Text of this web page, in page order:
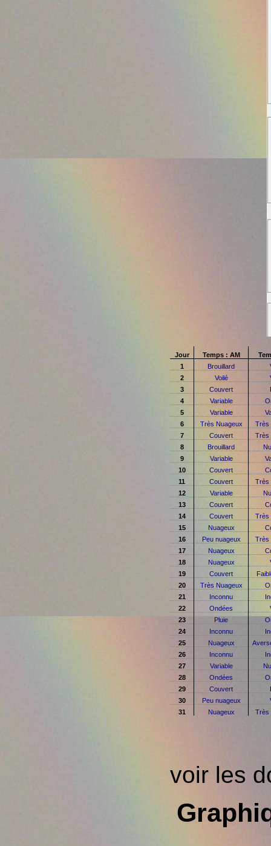
Jour Temps : AM
1
Brouillard
2
Voilé
3
Couvert
4
Variable
5
Variable
6
Très Nuageux
Très
7
Couvert
Très
8
Brouillard
9
Variable
10
Couvert
11
Couvert
Très
12
Variable
13
Couvert
14
Couvert
Très
15
Nuageux
16
Peu nuageux
Très
17
Nuageux
18
Nuageux
19
Couvert
20
Très Nuageux
21
Inconnu
22
Ondées
23
Pluie
24
Inconnu
25
Nuageux
26
Inconnu
27
Variable
28
Ondées
29
Couvert
30
Peu nuageux
31
Nuageux Très
voir les